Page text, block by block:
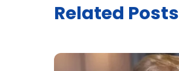
Related Posts